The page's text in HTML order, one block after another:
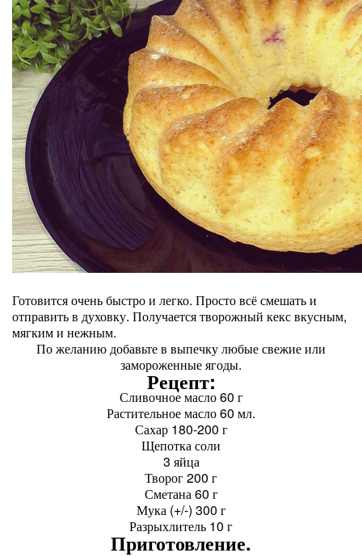
Готовится очень быстро и легко. Просто всё смешать и
отправить в духовку. Получается творожный кекс вкусным,
мягким и нежным.
По желанию добавьте в выпечку любые свежие или
замороженные ягоды.
Рецепт:
Сливочное масло 60 г
Растительное масло 60 мл.
Сахар 180-200 г
Щепотка соли
3 яйца
Творог 200 г
Сметана 60 г
Мука (+/-) 300 г
Разрыхлитель 10 г
Приготовление.